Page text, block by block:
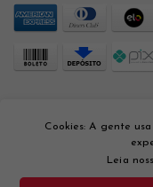
Cookies: A gente
Leia